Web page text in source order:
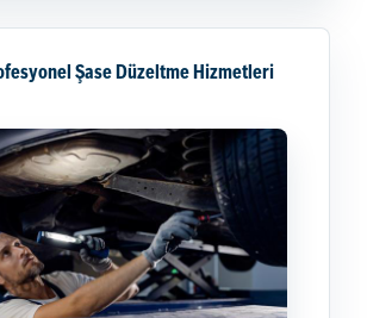
Şase Düzeltme Hizmetleri